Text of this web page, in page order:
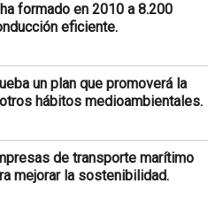
formado en 2010 a 8.200
eficiente.
un plan que promoverá la
hábitos medioambientales.
de transporte marítimo
mejorar la sostenibilidad.